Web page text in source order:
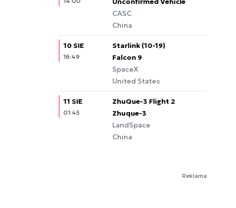
CASC
China
10 SIE
16:49
Starlink (10-19)
Falcon 9
SpaceX
United States
11 SIE
01:45
ZhuQue-3 Flight 2
Zhuque-3
LandSpace
China
Reklama